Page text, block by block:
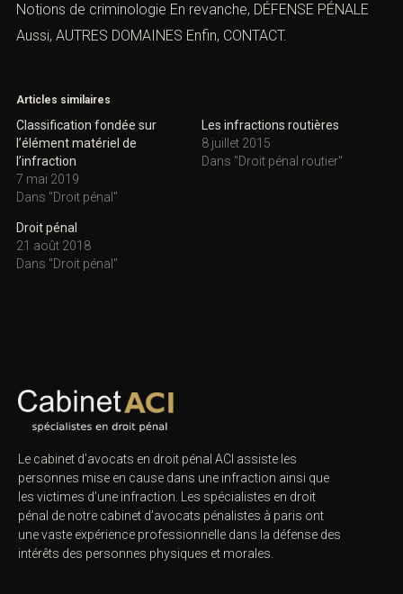
Notions de criminologie En revanche, DÉFENSE PÉNALE
Aussi, AUTRES DOMAINES Enfin, CONTACT.
Articles similaires
Classification fondée sur
l’élément matériel de
l’infraction
7 mai 2019
Dans "Droit pénal"
Les infractions routières
8 juillet 2015
Dans "Droit pénal routier"
Droit pénal
21 août 2018
Dans "Droit pénal"
Le cabinet d’avocats en droit pénal ACI assiste les
personnes mise en cause dans une infraction ainsi que
les victimes d’une infraction. Les spécialistes en droit
pénal de notre cabinet d’avocats pénalistes à paris ont
une vaste expérience professionnelle dans la défense des
intérêts des personnes physiques et morales.